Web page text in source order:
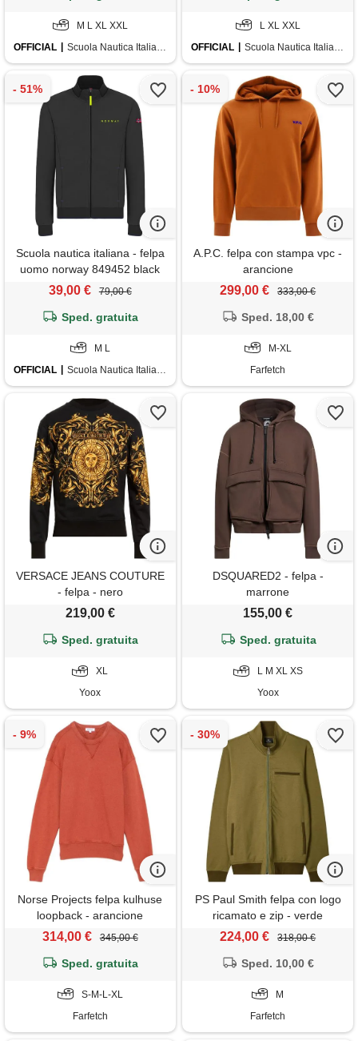
M L XL XXL
OFFICIAL
Scuola Nautica Italiana
L XL XXL
OFFICIAL
Scuola Nautica Italiana
Scuola nautica italiana - felpa
uomo norway 849452 black
39,00 € 79,00 €
Sped. gratuita
M L
OFFICIAL
Scuola Nautica Italiana
A.P.C. felpa con stampa vpc -
arancione
299,00 € 333,00 €
Sped. 18,00 €
M-XL
Farfetch
VERSACE JEANS COUTURE
- felpa - nero
219,00 €
Sped. gratuita
XL
Yoox
DSQUARED2 - felpa -
marrone
155,00 €
Sped. gratuita
L M XL XS
Yoox
Norse Projects felpa kulhuse
loopback - arancione
314,00 € 345,00 €
Sped. gratuita
S-M-L-XL
Farfetch
PS Paul Smith felpa con logo
ricamato e zip - verde
224,00 € 318,00 €
Sped. 10,00 €
M
Farfetch